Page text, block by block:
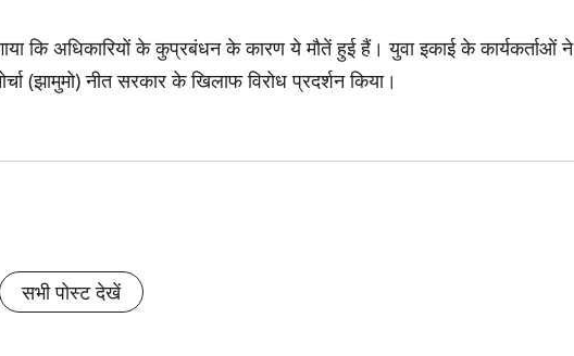
कि अधिकारियों के कुप्रबंधन के कारण ये मौतें हुई हैं। युवा इकाई के कार्यकर्ताओं ने
(झामुमो) नीत सरकार के खिलाफ विरोध प्रदर्शन किया।
सभी पोस्ट देखें